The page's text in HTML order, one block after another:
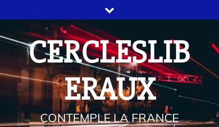
CERCLESLIB
ERAUX
CONTEMPLE LA FRANCE